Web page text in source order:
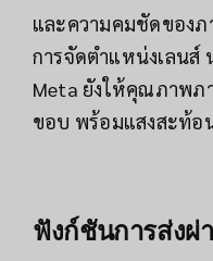
และความคมชัดของภ
การจัดตำแหน่งเลนส์
Meta ยังให้คุณภาพภ
ขอบ พร้อมแสงสะท้อ
ฟังก์ชันการส่งผ่